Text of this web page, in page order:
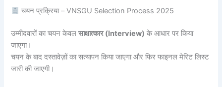
चयन प्रक्रिया – VNSGU Selection Process 2025
उम्मीदवारों का चयन केवलसाक्षात्कार (Interview) के आधार पर किया
जाएगा।
चयन के बाद दस्तावेज़ों का सत्यापन किया जाएगा और फिर फाइनल मेरिट लिस्ट
जारी की जाएगी।